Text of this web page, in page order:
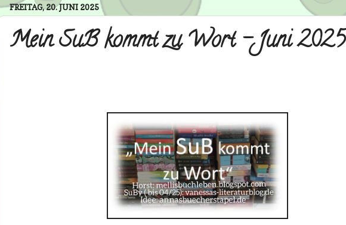
FREITAG, 20. JUNI 2025
Mein SuB kommt zu Wort - Juni 2025